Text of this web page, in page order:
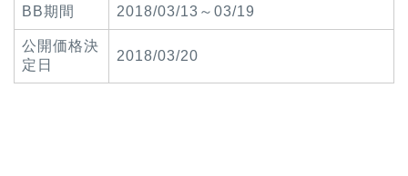
BB期間 2018/03/13～03/19
公開価格決
定日
2018/03/20